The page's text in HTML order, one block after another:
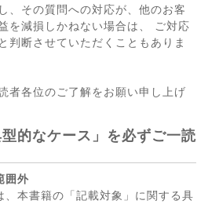
、その質問への対応が、他のお客
を減損しかねない場合は、 ご対応
判断させていただくこともありま
者各位のご了解をお願い申し上げ
型的なケース」を必ずご一読
囲外
、本書籍の「記載対象」に関する具